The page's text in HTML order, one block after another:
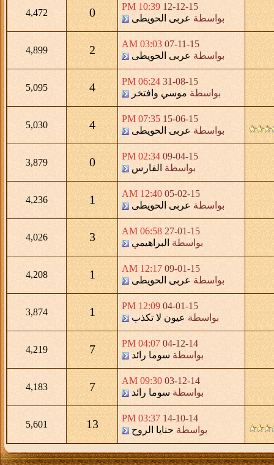
12-12-15
10:39 PM
بواسطة عربى الحويطى 0
4,472
07-11-15
03:03 AM
بواسطة عربى الحويطى 2
4,899
31-08-15
06:24 PM
بواسطة موسي وافتخر 4
5,095
15-06-15
07:35 PM
بواسطة عربى الحويطى 4
5,030
09-04-15
02:34 PM
بواسطة الفارس 0
3,879
05-02-15
12:40 AM
بواسطة عربى الحويطى 1
4,236
27-01-15
06:58 AM
بواسطة البراهيمي 3
4,026
09-01-15
12:17 AM
بواسطة عربى الحويطى 1
4,208
04-01-15
12:09 PM
بواسطة عيون لا تكذب 1
3,874
04-12-14
04:07 PM
بواسطة سوما رائد 7
4,219
03-12-14
09:30 AM
بواسطة سوما رائد 7
4,183
14-10-14
03:37 PM
بواسطة حنايا الروح 13
5,601